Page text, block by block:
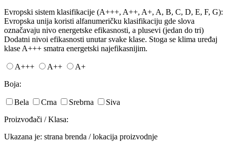
Evropski sistem klasifikacije (A+++, A++, A+, A, B, C, D, E, F, G):
Evropska unija koristi alfanumeričku klasifikaciju gde slova
označavaju nivo energetske efikasnosti, a plusevi (jedan do tri)
Dodatni nivoi efikasnosti unutar svake klase. Stoga se klima uređaj
klase A+++ smatra energetski najefikasnijim.
A+++ A++
A+
Boja:
Bela Crna Srebrna
Siva
Proizvođači / Klasa:
Ukazana je: strana brenda / lokacija proizvodnje